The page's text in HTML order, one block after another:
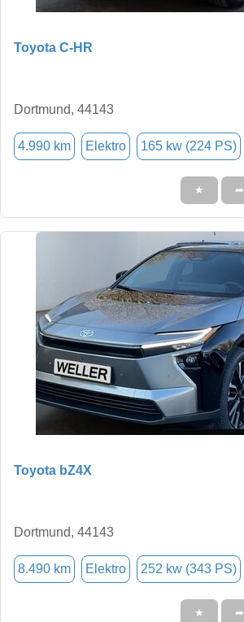
Toyota C-HR
Dortmund, 44143
4.990 km Elektro 165 kw (224 PS)
★ ➦
Toyota bZ4X
Dortmund, 44143
8.490 km Elektro 252 kw (343 PS)
★ ➦